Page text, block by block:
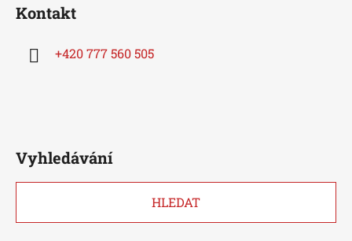
Kontakt
+420 777 560 505
Vyhledávání
HLEDAT